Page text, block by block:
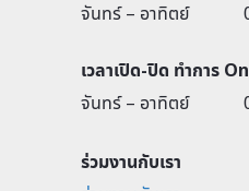
จันทร์ – อาทิตย์
เวลาเปิด-ปิด ทำการ
จันทร์ – อาทิตย์
ร่วมงานกับเรา